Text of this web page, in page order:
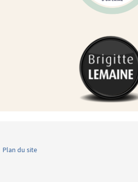
Plan du site